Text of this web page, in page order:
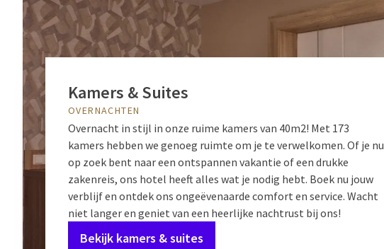
Kamers & Suites
OVERNACHTEN
Overnacht in stijl in onze ruime kamers van 40m2! Met 173
kamers hebben we genoeg ruimte om je te verwelkomen. Of je nu
op zoek bent naar een ontspannen vakantie of een drukke
zakenreis, ons hotel heeft alles wat je nodig hebt. Boek nu jouw
verblijf en ontdek ons ongeëvenaarde comfort en service. Wacht
niet langer en geniet van een heerlijke nachtrust bij ons!
Bekijk kamers & suites